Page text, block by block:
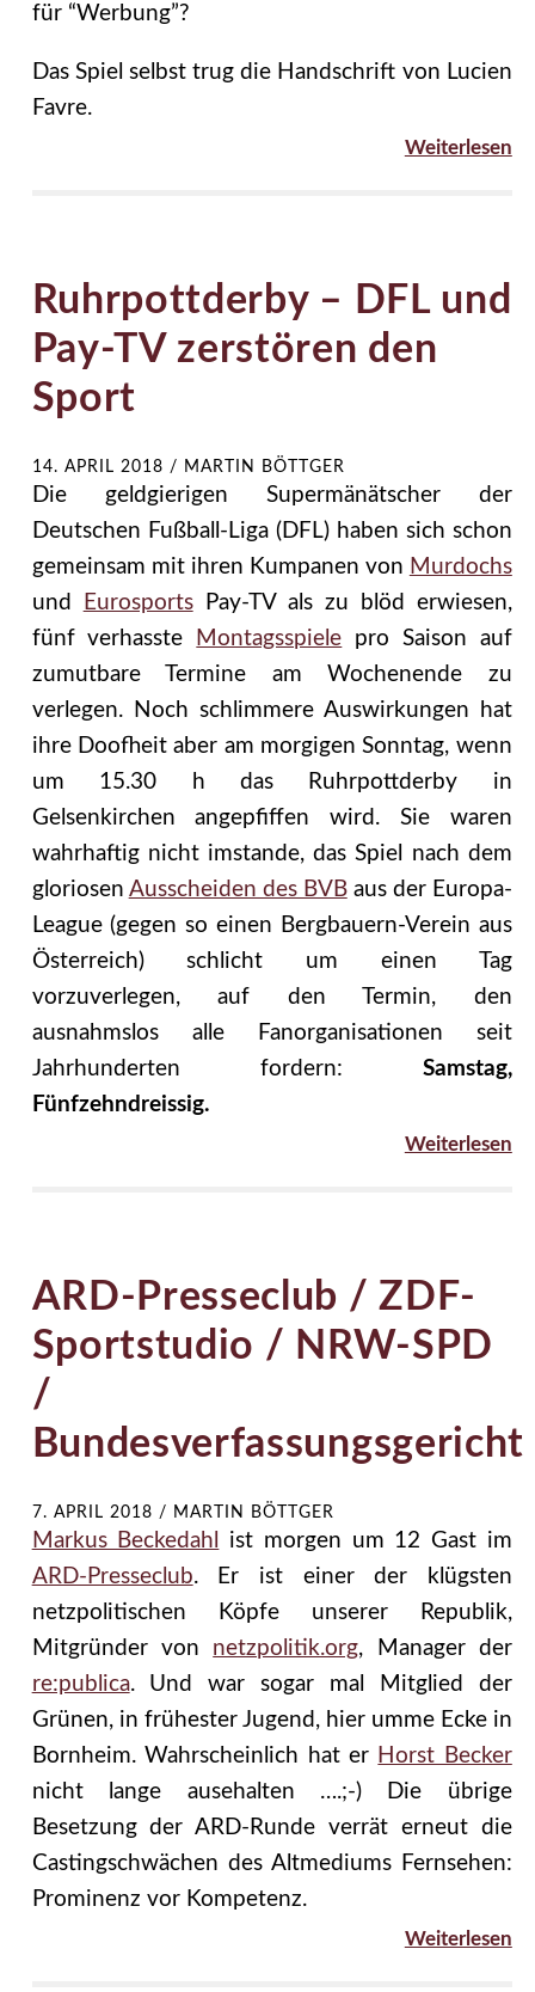
für “Werbung”?
Das Spiel selbst trug die Handschrift von Lucien
Favre.
Weiterlesen
Ruhrpottderby – DFL und
Pay-TV zerstören den
Sport
14. APRIL 2018 / MARTIN BÖTTGER
Die geldgierigen Supermänätscher der
Deutschen Fußball-Liga (DFL) haben sich schon
gemeinsam mit ihren Kumpanen von Murdochs
und
EurosportsPay-TV als zu blöd erwiesen,
fünf verhasste
Montagsspiele pro Saison auf
zumutbare Termine am Wochenende zu
verlegen. Noch schlimmere Auswirkungen hat
ihre Doofheit aber am morgigen Sonntag, wenn
um 15.30 h das Ruhrpottderby in
Gelsenkirchen angepfiffen wird. Sie waren
wahrhaftig nicht imstande, das Spiel nach dem
gloriosen Ausscheiden des BVBaus der Europa-
League (gegen so einen Bergbauern-Verein aus
Österreich) schlicht um einen Tag
vorzuverlegen, auf den Termin, den
ausnahmslos alle Fanorganisationen seit
Jahrhunderten fordern: Samstag,
Fünfzehndreissig.
Weiterlesen
ARD-Presseclub / ZDF-
Sportstudio / NRW-SPD
/
Bundesverfassungsgericht
7. APRIL 2018 / MARTIN BÖTTGER
Markus Beckedahl
ist morgen um 12 Gast im
ARD-Presseclub. Er ist einer der klügsten
netzpolitischen Köpfe unserer Republik,
Mitgründer von netzpolitik.org, Manager der
re:publica. Und war sogar mal Mitglied der
Grünen, in frühester Jugend, hier umme Ecke in
Bornheim. Wahrscheinlich hat er Horst Becker
nicht lange ausehalten ….;-) Die übrige
Besetzung der ARD-Runde verrät erneut die
Castingschwächen des Altmediums Fernsehen:
Prominenz vor Kompetenz.
Weiterlesen